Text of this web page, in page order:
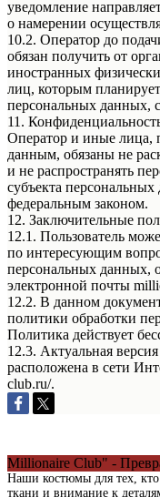
уведомление
о намерении
10.2. Оператор до
обязан получить от
иностранных
лиц, которым
персональных данных,
11.
Оператор и иные лица,
данным, обязаны не
и не распространять
субъекта
федеральным законом.
12. Заключительные
12.1. Пользователь
по интересующим
персональных данных,
электронной почты
12.2. В данном
политики обработки
Политика действует
12.3. Актуальная
расположена в сети
club.ru/.
Millionaire Club" -
Наши костюмы для тех,
ткани и внимание к